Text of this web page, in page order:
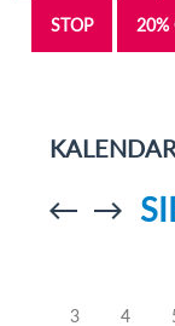
STOP 20%
Przejdź do
3 4